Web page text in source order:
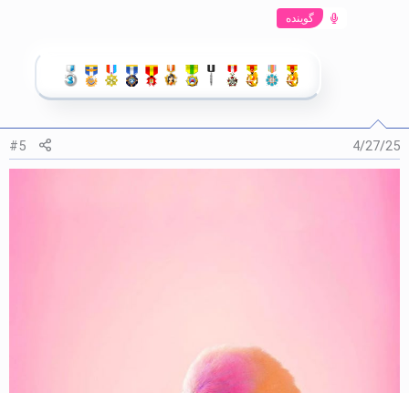
گوینده
4/27/25
#5